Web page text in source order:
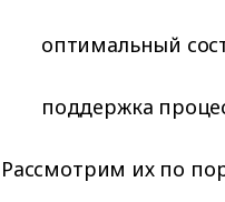
оптимальный
поддержка
Рассмотрим их по